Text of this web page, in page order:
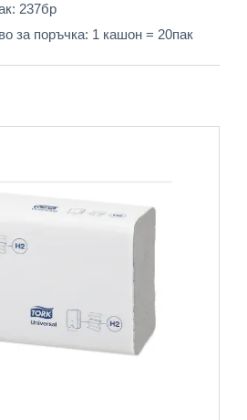
237бр
за поръчка: 1 кашон = 20пак